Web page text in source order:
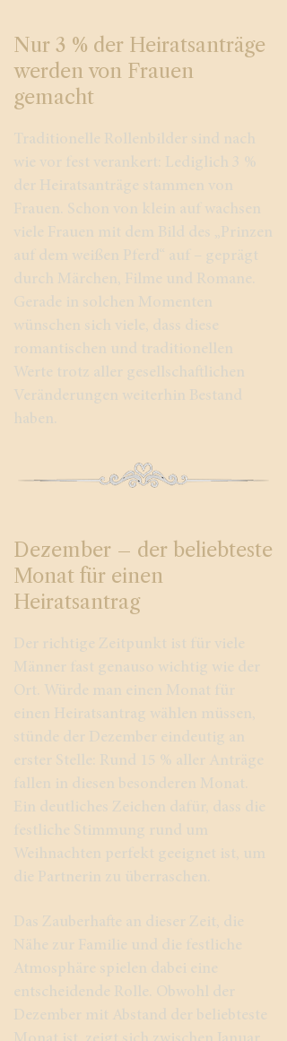
Nur 3 % der Heiratsanträge
werden von Frauen
gemacht
Traditionelle Rollenbilder sind nach
wie vor fest verankert: Lediglich 3 %
der Heiratsanträge stammen von
Frauen. Schon von klein auf wachsen
viele Frauen mit dem Bild des „Prinzen
auf dem weißen Pferd“ auf – geprägt
durch Märchen, Filme und Romane.
Gerade in solchen Momenten
wünschen sich viele, dass diese
romantischen und traditionellen
Werte trotz aller gesellschaftlichen
Veränderungen weiterhin Bestand
haben.
Dezember – der beliebteste
Monat für einen
Heiratsantrag
Der richtige Zeitpunkt ist für viele
Männer fast genauso wichtig wie der
Ort. Würde man einen Monat für
einen Heiratsantrag wählen müssen,
stünde der Dezember eindeutig an
erster Stelle: Rund 15 % aller Anträge
fallen in diesen besonderen Monat.
Ein deutliches Zeichen dafür, dass die
festliche Stimmung rund um
Weihnachten perfekt geeignet ist, um
die Partnerin zu überraschen.
Das Zauberhafte an dieser Zeit, die
Nähe zur Familie und die festliche
Atmosphäre spielen dabei eine
entscheidende Rolle. Obwohl der
Dezember mit Abstand der beliebteste